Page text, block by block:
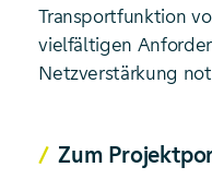
Transportfunktion
vielfältigen
Netzverstärkung
Zum